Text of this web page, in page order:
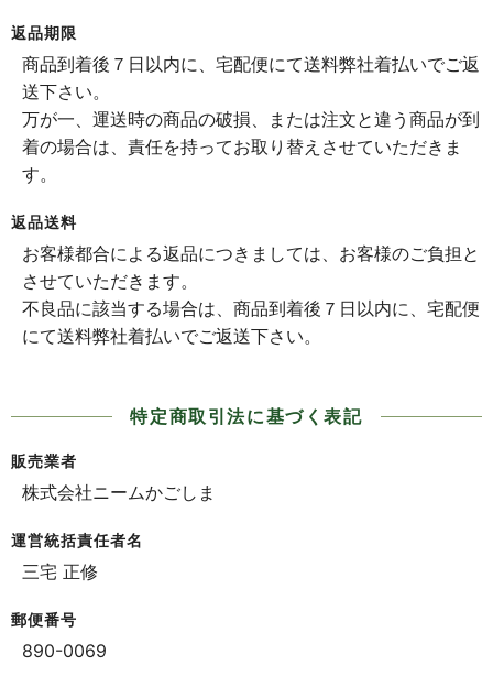
返品期限
商品到着後７日以内に、宅配便にて送料弊社着払いでご返
送下さい。
万が一、運送時の商品の破損、または注文と違う商品が到
着の場合は、責任を持ってお取り替えさせていただきま
す。
返品送料
お客様都合による返品につきましては、お客様のご負担と
させていただきます。
不良品に該当する場合は、商品到着後７日以内に、宅配便
にて送料弊社着払いでご返送下さい。
特定商取引法に基づく表記
販売業者
株式会社ニームかごしま
運営統括責任者名
三宅 正修
郵便番号
890-0069